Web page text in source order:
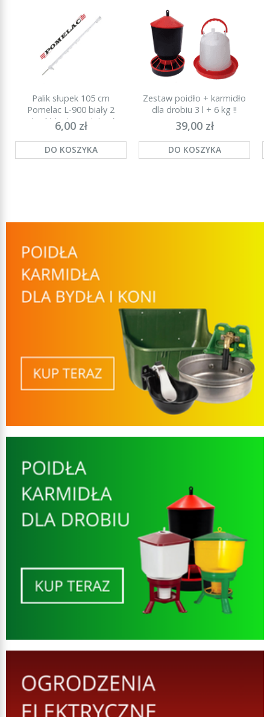
Palik słupek 105 cm
Pomelac L-900 biały 2
stopki (najmocniejszy)
6,00 zł
DO KOSZYKA
Zestaw poidło + karmidło
dla drobiu 3 l + 6 kg !!
39,00 zł
DO KOSZYKA